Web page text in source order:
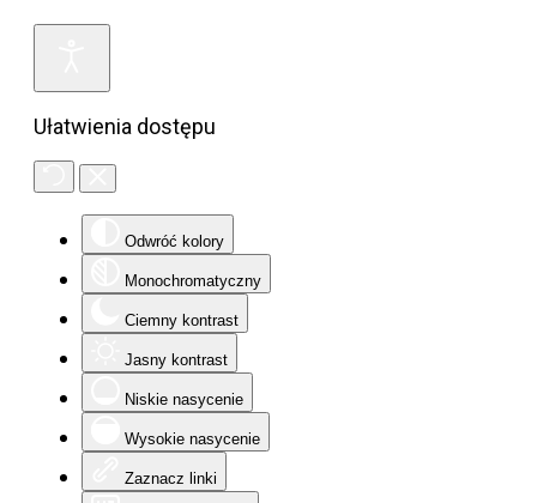
Ułatwienia dostępu
Odwróć kolory
Monochromatyczny
Ciemny kontrast
Jasny kontrast
Niskie nasycenie
Wysokie nasycenie
Zaznacz linki